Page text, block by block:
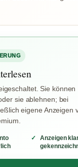
Sie können
sie ablehnen; bei
eigene Anzeigen
Anzeigen